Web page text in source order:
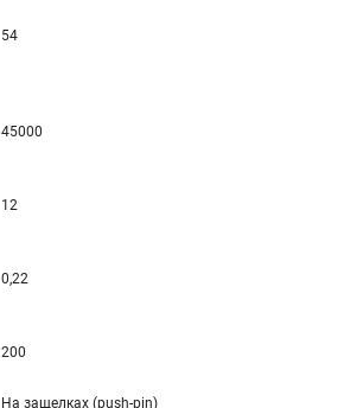
54
45000
12
0,22
200
На защелкаx (push-pin)